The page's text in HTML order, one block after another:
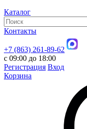
Каталог
Контакты
+7 (863) 261-89-62
с 09:00 до 18:00
Регистрация Вход
Корзина